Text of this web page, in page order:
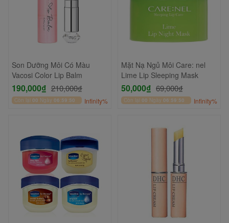
Son Dưỡng Môi Có Màu
Vacosi Color Lip Balm
190,000₫ 210,000₫
Còn lại 00 Ngày 06:59:50 Infinity%
Mặt Nạ Ngủ Môi Care: nel
Lime Lip Sleeping Mask
50,000₫ 69,000₫
Còn lại 00 Ngày 06:59:50 Infinity%